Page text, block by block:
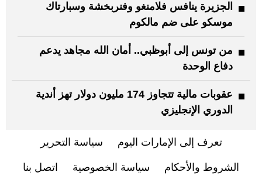
الجزيرة ينافس فلامنغو وفنربخشة وسبارتاك
موسكو على ضم مالكوم
من تونس إلى أبوظبي.. أمان الله مجاهد يدعم
دفاع الوحدة
عقوبات مالية تتجاوز 174 مليون دولار تهز أندية
الدوري الإنجليزي
تعرف إلى الإمارات اليوم سياسة التحرير
الشروط والأحكام سياسة الخصوصية اتصل بنا